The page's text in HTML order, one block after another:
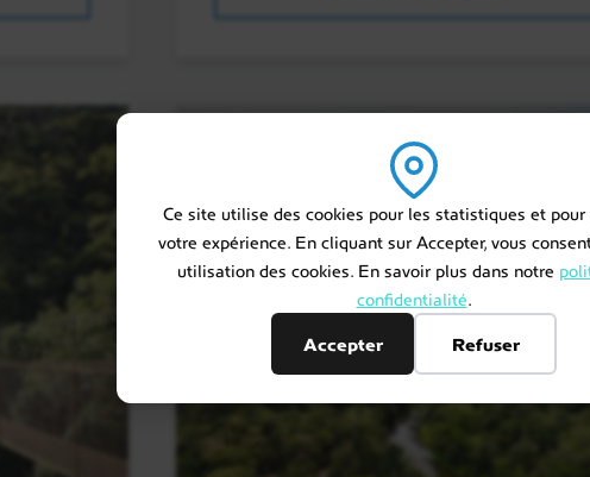
Ce site utilise des cookies pour les statistiques et
votre expérience. En cliquant sur Accepter, vous
utilisation des cookies. En savoir plus dans notre
confidentialité.
Accepter
Refuser